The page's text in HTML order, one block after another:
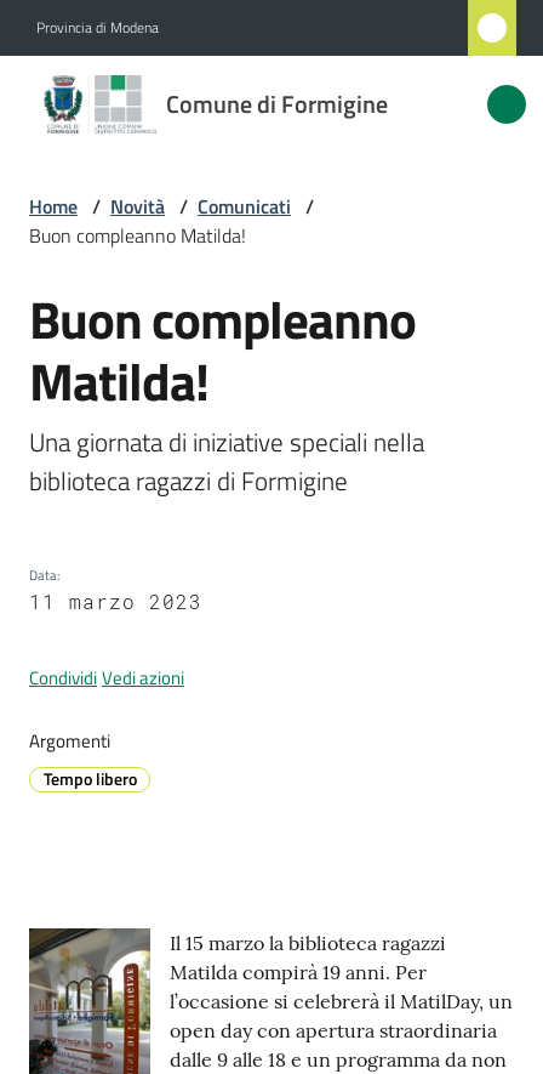
Provincia di Modena
Comune di Formigine
Comune
di
Novità
Servizi
Vivere
Formigine
appuntamenti
A
l
l
M
e
t
e
o
Home / Novità / Comunicati /
Buon compleanno Matilda!
Salta al contenuto
Buon compleanno
Matilda!
Una giornata di iniziative speciali nella
biblioteca ragazzi di Formigine
Data:
11 marzo 2023
CondividiVedi azioni
Argomenti
Tempo libero
Contenuto
Il 15 marzo la biblioteca ragazzi
Matilda compirà 19 anni. Per
l’occasione si celebrerà il MatilDay, un
open day con apertura straordinaria
dalle 9 alle 18 e un programma da non